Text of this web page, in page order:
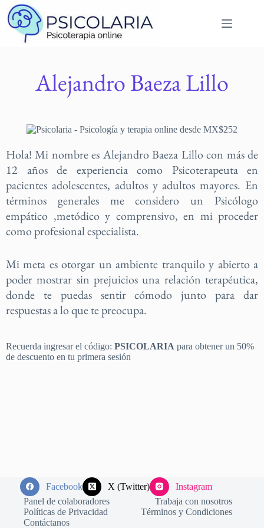
Alejandro Baeza Lillo
Hola! Mi nombre es Alejandro Baeza Lillo con más de
12 años de experiencia como Psicoterapeuta en
pacientes adolescentes, adultos y adultos mayores. En
términos generales me considero un Psicólogo
empático ,metódico y comprensivo, en mi proceder
como profesional especialista.
Mi meta es otorgar un ambiente tranquilo y abierto a
poder mostrar sin prejuicios una relación terapéutica,
donde te puedas sentir cómodo junto para dar
respuestas a lo que te preocupa.
Recuerda ingresar el código: PSICOLARIA para obtener un 50%
de descuento en tu primera sesión
Facebook X (Twitter)
Instagram
Panel de colaboradores
Trabaja con nosotros
Políticas de Privacidad
Términos y Condiciones
Contáctanos